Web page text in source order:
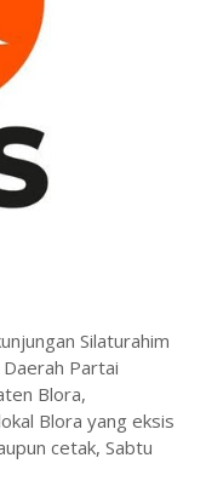
Silaturahim
Partai
Blora,
Blora yang eksis
cetak, Sabtu